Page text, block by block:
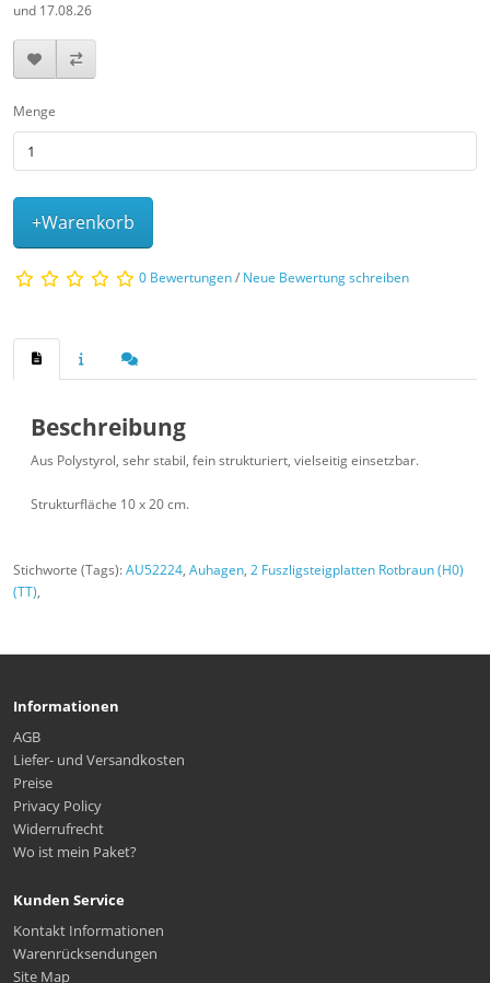
und 17.08.26
Menge
+Warenkorb
0 Bewertungen/ Neue Bewertung schreiben
Beschreibung
Aus Polystyrol, sehr stabil, fein strukturiert, vielseitig einsetzbar.
Strukturfläche 10 x 20 cm.
Stichworte (Tags):AU52224, Auhagen, 2 Fuszligsteigplatten Rotbraun (H0)
(TT),
Informationen
AGB
Liefer- und Versandkosten
Preise
Privacy Policy
Widerrufrecht
Wo ist mein Paket?
Kunden Service
Kontakt Informationen
Warenrücksendungen
Site Map